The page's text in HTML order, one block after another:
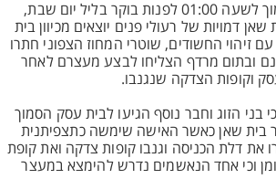
בתאריך 04/04/26 סמוך לשעה 01:00 לפנות בוקר בליל יום שבת,
דמויות של רעולי פנים יוצאים מכיוון בית
זיהוי החשודים, שוטרי המחוז הצפוני חתרו
ובתום מרדף הצליחו לבצע מעצרם לאחר
וקופות הצדקה שנגנבו.
בני הזוג וחבר נוסף הגיעו לבית עסק הסמוך
שאן כאשר האישה שימשה כתצפיתנית
את דלת הכניסה וגנבו קופות צדקה ואת קופת
וכי אחד הנאשמים נדרש להימצא במעצר